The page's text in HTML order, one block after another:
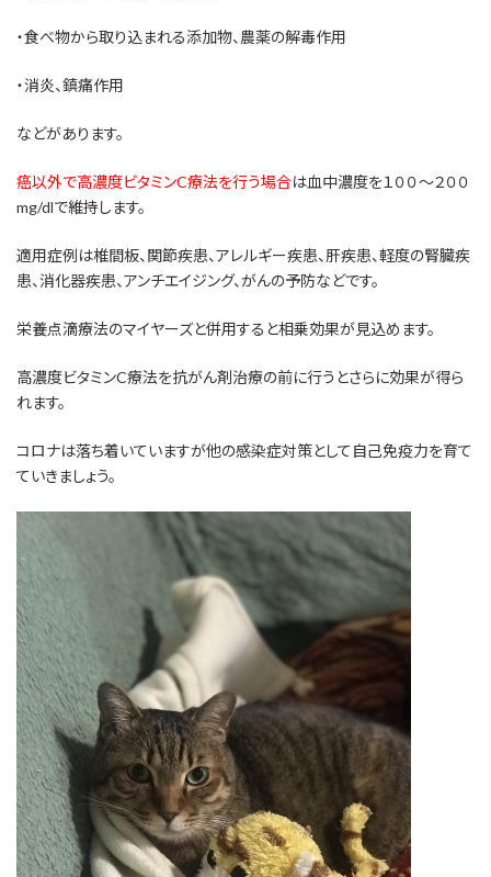
・食べ物から取り込まれる添加物、農薬の解毒作用
・消炎、鎮痛作用
などがあります。
癌以外で高濃度ビタミンC療法を行う場合は血中濃度を１００～２００
mg/dlで維持します。
適用症例は椎間板、関節疾患、アレルギー疾患、肝疾患、軽度の腎臓疾
患、消化器疾患、アンチエイジング、がんの予防などです。
栄養点滴療法のマイヤーズと併用すると相乗効果が見込めます。
高濃度ビタミンC療法を抗がん剤治療の前に行うとさらに効果が得ら
れます。
コロナは落ち着いていますが他の感染症対策として自己免疫力を育て
ていきましょう。